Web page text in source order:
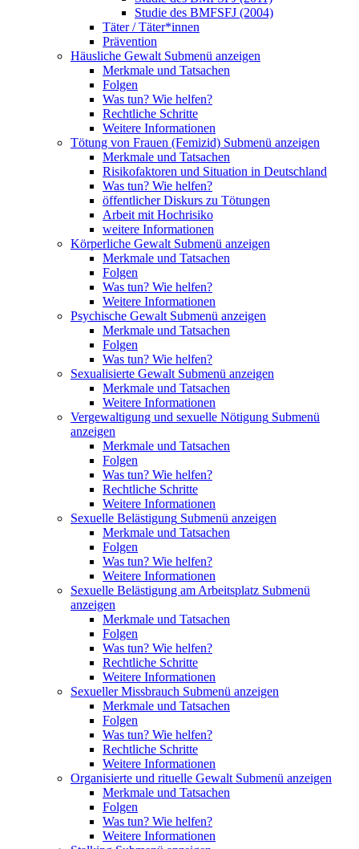
Studie des BMFSFJ (2004)
Täter / Täter*innen
Prävention
Häusliche Gewalt Submenü anzeigen
Merkmale und Tatsachen
Folgen
Was tun? Wie helfen?
Rechtliche Schritte
Weitere Informationen
Tötung von Frauen (Femizid) Submenü anzeigen
Merkmale und Tatsachen
Risikofaktoren und Situation in Deutschland
Was tun? Wie helfen?
öffentlicher Diskurs zu Tötungen
Arbeit mit Hochrisiko
weitere Informationen
Körperliche Gewalt Submenü anzeigen
Merkmale und Tatsachen
Folgen
Was tun? Wie helfen?
Weitere Informationen
Psychische Gewalt Submenü anzeigen
Merkmale und Tatsachen
Folgen
Was tun? Wie helfen?
Sexualisierte Gewalt Submenü anzeigen
Merkmale und Tatsachen
Weitere Informationen
Vergewaltigung und sexuelle Nötigung Submenü
anzeigen
Merkmale und Tatsachen
Folgen
Was tun? Wie helfen?
Rechtliche Schritte
Weitere Informationen
Sexuelle Belästigung Submenü anzeigen
Merkmale und Tatsachen
Folgen
Was tun? Wie helfen?
Weitere Informationen
Sexuelle Belästigung am Arbeitsplatz Submenü
anzeigen
Merkmale und Tatsachen
Folgen
Was tun? Wie helfen?
Rechtliche Schritte
Weitere Informationen
Sexueller Missbrauch Submenü anzeigen
Merkmale und Tatsachen
Folgen
Was tun? Wie helfen?
Rechtliche Schritte
Weitere Informationen
Organisierte und rituelle Gewalt Submenü anzeigen
Merkmale und Tatsachen
Folgen
Was tun? Wie helfen?
Weitere Informationen